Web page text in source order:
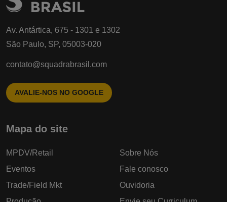
Av. Antártica, 675 - 1301 e 1302
São Paulo, SP, 05003-020
contato@squadrabrasil.com
AVALIE-NOS NO GOOGLE
Mapa do site
MPDV/Retail
Eventos
Trade/Field Mkt
Sobre Nós
Fale conosco
Ouvidoria